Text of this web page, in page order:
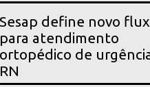
Sesap define novo
para atendimento
ortopédico de
RN